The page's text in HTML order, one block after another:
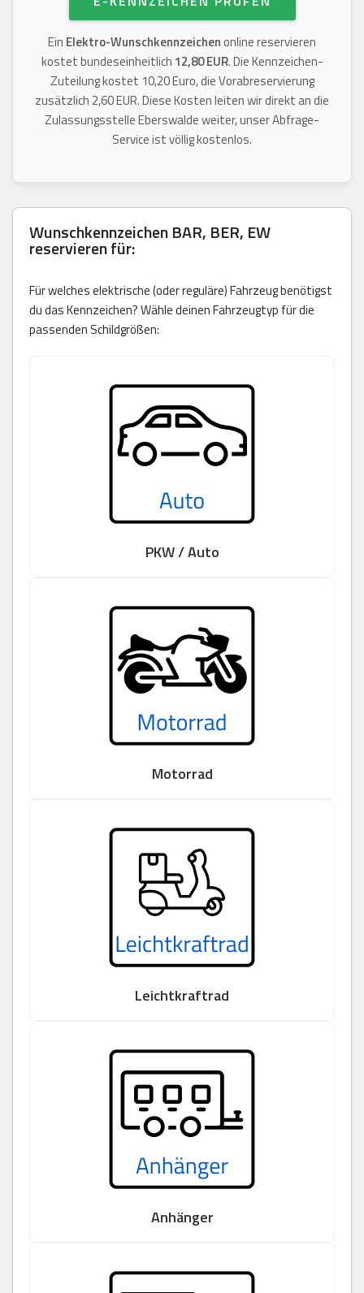
Ein Elektro-Wunschkennzeichenonline reservieren
kostet bundeseinheitlich 12,80 EUR. Die Kennzeichen-
Zuteilung kostet 10,20 Euro, die Vorabreservierung
zusätzlich 2,60 EUR. Diese Kosten leiten wir direkt an die
Zulassungsstelle Eberswalde weiter, unser Abfrage-
Service ist völlig kostenlos.
WunschkennzeichenBAR, BER, EW
reservieren für:
Für welches elektrische (oder reguläre) Fahrzeug benötigst
du das Kennzeichen? Wähle deinen Fahrzeugtyp für die
passenden Schildgrößen:
PKW / Auto
Motorrad
Leichtkraftrad
Anhänger